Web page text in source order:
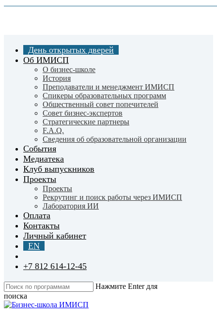
Skip
День открытых дверей
Об ИМИСП
О бизнес-школе
История
Преподаватели и менеджмент ИМИСП
Спикеры образовательных программ
Общественный совет попечителей
Совет бизнес-экспертов
Cтратегические партнеры
F.A.Q.
Сведения об образовательной организации
События
Медиатека
Клуб выпускников
Проекты
Проекты
Рекрутинг и поиск работы через ИМИСП
Лаборатория ИИ
Оплата
Контакты
Личный кабинет
EN
+7 812 614-12-45
Нажмите Enter для
поиска
Close